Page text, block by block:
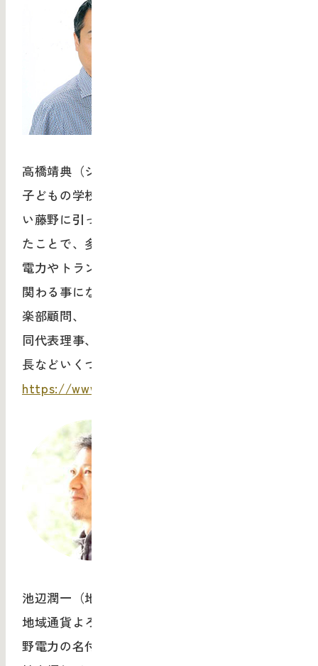
高橋靖典（シュタイナー学園/藤野電力）
子どもの学校法人シュタイナー学園の入学に伴
い藤野に引っ越し。地域通貨よろづ屋に参加し
たことで、多くの新しい繋がりが生まれ、藤野
電力やトランジション藤野の様々な地域活動に
関わる事になる。藤野では農業生産法人 藤野倶
楽部顧問、（一社）藤野エリアマネジメント共
同代表理事、学校法人シュタイナー学園の理事
長などいくつかの藤野での団体に携わる。
https://www.steiner.ed.jp/ http://fujino.pw/
池辺潤一（地域通貨よろづ屋事務局）
地域通貨よろづ屋事務局立ち上げメンバー、藤
野電力の名付け親。田舎暮らしをするために土